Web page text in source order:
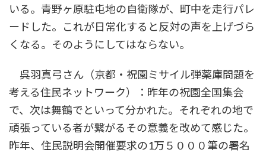
いる。青野ヶ原駐屯地の自衛隊が、町中を走行パレ
ードした。これが日常化すると反対の声を上げづら
くなる。そのようにしてはならない。
呉羽真弓さん（京都・祝園ミサイル弾薬庫問題を
考える住民ネットワーク）：昨年の祝園全国集会
で、次は舞鶴でといって分かれた。それぞれの地で
頑張っている者が繋がるその意義を改めて感じた。
昨年、住民説明会開催要求の1万５０００筆の署名